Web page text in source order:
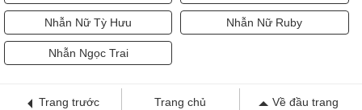
Nhẫn Nữ Tỳ Hưu Nhẫn Nữ Ruby
Nhẫn Ngọc Trai
Trang trước Trang chủ Về đầu trang